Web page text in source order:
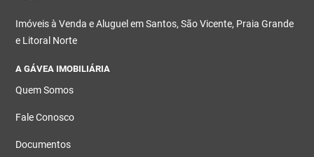
Imóveis à Venda e Aluguel em Santos, São Vicente, Praia Grande
e Litoral Norte
A GÁVEA IMOBILIÁRIA
Quem Somos
Fale Conosco
Documentos